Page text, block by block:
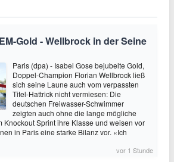
Gold - Wellbrock in der Seine
Paris (dpa) - Isabel Gose bejubelte Gold,
Doppel-Champion Florian Wellbrock ließ
sich seine Laune auch vom verpassten
Titel-Hattrick nicht vermiesen: Die
deutschen Freiwasser-Schwimmer
zeigten auch ohne die lange mögliche
Knockout Sprint ihre Klasse und weisen vor
in Paris eine starke Bilanz vor. «Ich
vor 1 Stunde